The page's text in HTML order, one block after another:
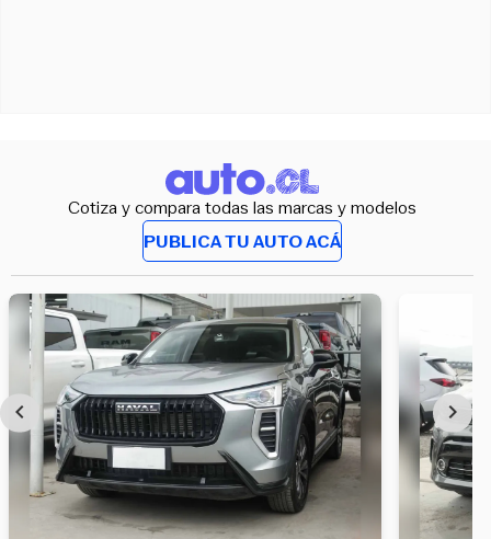
Cotiza y compara todas las marcas y modelos
PUBLICA TU AUTO ACÁ